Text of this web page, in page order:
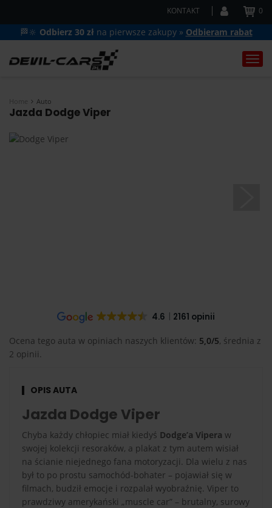
KONTAKT 0
🏁🔆 Odbierz 30 zł na pierwsze zakupy » Odbieram rabat
Home Auto
Jazda Dodge Viper
4.6 2161 opinii
Ocena tego auta w opiniach naszych klientów: 5,0/5, średnia z
2 opinii.
OPIS AUTA
Jazda Dodge Viper
Chyba każdy chłopiec miał kiedyś Dodge’a Vipera w
swojej kolekcji resoraków, a plakat z tym autem wisiał
na ścianie niejednego fana motoryzacji. Dla wielu z nas
był to po prostu samochód-bohater – pojawiał się w
filmach, budził emocje i rozpalał wyobraźnię. Viper to
prawdziwy amerykański „muscle car” – brutalny, surowy